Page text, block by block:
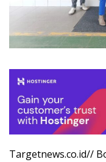
Targetnews.co.id//